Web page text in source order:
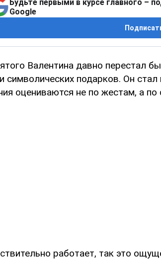
Будьте первыми в курсе главного –
Google
Валентина давно перестал
символических подарков. Он
оцениваются не по жестам, а
работает, так это